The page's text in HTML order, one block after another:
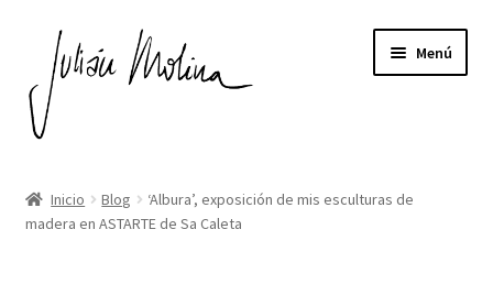
la
navegación
contenido
Menú
EL AUTOR
Inicio Blog
‘Albura’, exposición de mis esculturas de
madera en ASTARTE de Sa Caleta